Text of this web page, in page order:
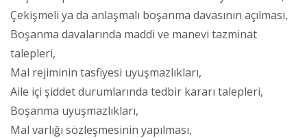
Çekişmeli ya da anlaşmalı boşanma davasının açılması,
Boşanma davalarında maddi ve manevi tazminat
talepleri,
Mal rejiminin tasfiyesi uyuşmazlıkları,
Aile içi şiddet durumlarında tedbir kararı talepleri,
Boşanma uyuşmazlıkları,
Mal varlığı sözleşmesinin yapılması,